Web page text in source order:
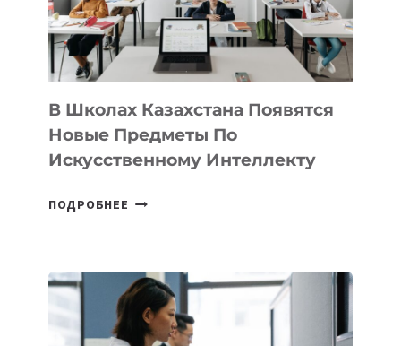
—
МЕЖДУНАРОДНУЮ
ПРОГРАММУ
ДЛЯ
ТЕХНОЛОГИЧЕСКИХ
В Школах Казахстана Появятся
Новые Предметы По
Искусственному Интеллекту
ПОДРОБНЕЕ
НОВЫЕ
ПРЕДМЕТЫ
ПО